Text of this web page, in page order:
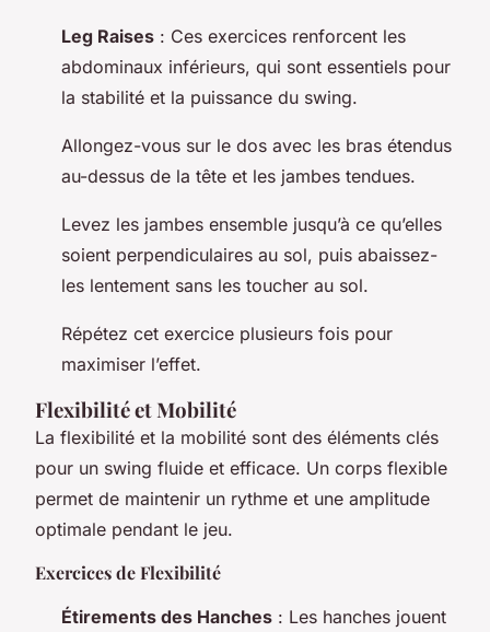
Leg Raises : Ces exercices renforcent les
abdominaux inférieurs, qui sont essentiels pour
la stabilité et la puissance du swing.
Allongez-vous sur le dos avec les bras étendus
au-dessus de la tête et les jambes tendues.
Levez les jambes ensemble jusqu’à ce qu’elles
soient perpendiculaires au sol, puis abaissez-
les lentement sans les toucher au sol.
Répétez cet exercice plusieurs fois pour
maximiser l’effet.
Flexibilité et Mobilité
La flexibilité et la mobilité sont des éléments clés
pour un swing fluide et efficace. Un corps flexible
permet de maintenir un rythme et une amplitude
optimale pendant le jeu.
Exercices de Flexibilité
Étirements des Hanches : Les hanches jouent